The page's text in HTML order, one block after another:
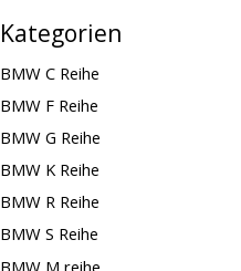
Kategorien
BMW C Reihe
BMW F Reihe
BMW G Reihe
BMW K Reihe
BMW R Reihe
BMW S Reihe
BMW M reihe